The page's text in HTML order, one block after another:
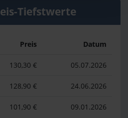
Tiefstwerte
Preis Datum
130,30 € 05.07.2026
128,90 € 24.06.2026
101,90 € 09.01.2026